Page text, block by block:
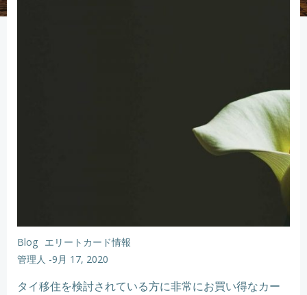
Blog エリートカード情報
管理人 -9月 17, 2020
タイ移住を検討されている方に非常にお買い得なカー